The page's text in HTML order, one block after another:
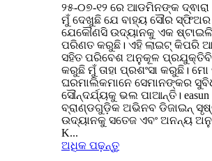
୨୫-୦୭-୧୨ ରେ ଆଡମିନଙ୍କ ଦ୍ଵାରା
ମୁଁ ଦେଖୁଛି ଯେ ବାହ୍ୟ ସୌର ସ୍ଫିଅର
ଯେକୌଣସି ଉଦ୍ୟାନକୁ ଏକ
ପରିଣତ କରୁଛି। ଏହି ଲାଇଟ୍ କିପରି
ସହିତ ପରିବେଶ ଅନୁକୂଳ
କରୁଛି ମୁଁ ତାହା ପ୍ରଶଂସା କରୁଛି।
ଘରମାଲିକମାନେ ସେମାନଙ୍କର
ସୌନ୍ଦର୍ଯ୍ୟକୁ ଭଲ ପାଆନ୍ତି।
ବ୍ରାଣ୍ଡଗୁଡ଼ିକ ଅଭିନବ ଡିଜାଇନ୍
ଉଦ୍ୟାନକୁ ସତେଜ ଏବଂ ଅନନ୍ୟ
K...
ଅଧିକ ପଢ଼ନ୍ତୁ